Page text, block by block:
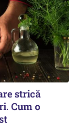
strică
Cum o